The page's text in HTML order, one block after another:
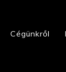
Cégünkről